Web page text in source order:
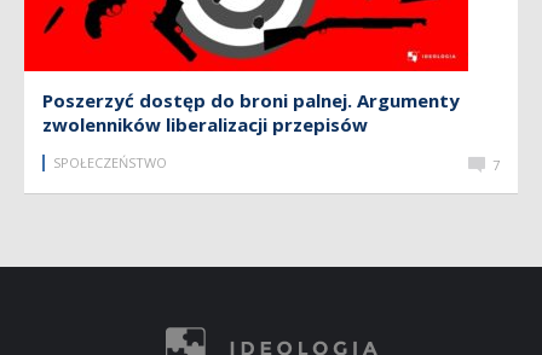
Poszerzyć dostęp do broni palnej. Argumenty
zwolenników liberalizacji przepisów
SPOŁECZEŃSTWO 7